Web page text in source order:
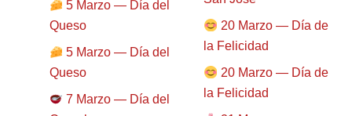
5 Marzo — Día del
Queso
5 Marzo — Día del
Queso
7 Marzo — Día del
20 Marzo — Día de
la Felicidad
20 Marzo — Día de
la Felicidad